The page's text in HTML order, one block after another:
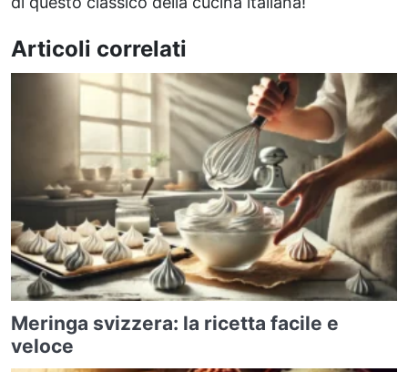
Articoli correlati
Meringa svizzera: la ricetta facile e
veloce